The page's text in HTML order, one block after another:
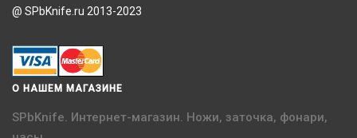
@ SPbKnife.ru 2013-2023
О НАШЕМ МАГАЗИНЕ
SPbKnife. Интернет-магазин. Ножи, заточка, фонари,